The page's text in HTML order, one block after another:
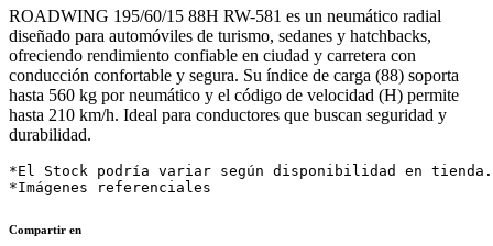
ROADWING 195/60/15 88H RW-581 es un neumático radial
diseñado para automóviles de turismo, sedanes y hatchbacks,
ofreciendo rendimiento confiable en ciudad y carretera con
conducción confortable y segura. Su índice de carga (88) soporta
hasta 560 kg por neumático y el código de velocidad (H) permite
hasta 210 km/h. Ideal para conductores que buscan seguridad y
durabilidad.
*El Stock podría variar según disponibilidad en tienda.
*Imágenes referenciales
Compartir en